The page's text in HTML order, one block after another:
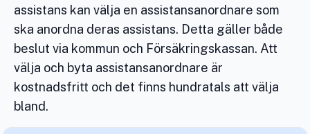
assistans kan välja en assistansanordnare som
ska anordna deras assistans. Detta gäller både
beslut via kommun och Försäkringskassan. Att
välja och byta assistansanordnare är
kostnadsfritt och det finns hundratals att välja
bland.